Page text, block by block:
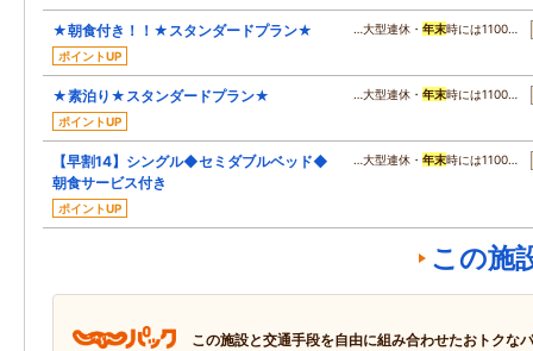
★朝食付き！！★スタンダードプラン★
ポイントUP
…大型連休・ 年末時には1100…
★素泊り★スタンダードプラン★
ポイントUP
…大型連休・ 年末時には1100…
【早割14】シングル◆セミダブルベッド◆
朝食サービス付き
ポイントUP
…大型連休・ 年末時には1100…
この施
この施設と交通手段を自由に組み合わせたおトクな